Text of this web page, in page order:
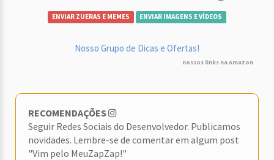
ENVIAR ZUERAS E MEMES ENVIAR IMAGENS E VÍDEOS
Nosso Grupo de Dicas e Ofertas!
nossos links na Amazon
RECOMENDAÇÕES
Seguir Redes Sociais do Desenvolvedor. Publicamos
novidades. Lembre-se de comentar em algum post
"Vim pelo MeuZapZap!"